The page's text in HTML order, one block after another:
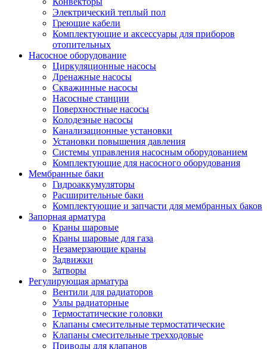
Электрический теплый пол
Греющие кабели
Комплектующие и аксессуары для приборов
отопительных
Насосное оборудование
Циркуляционные насосы
Дренажные насосы
Скважинные насосы
Насосные станции
Поверхностные насосы
Колодезные насосы
Канализационные установки
Установки повышения давления
Системы управления насосным оборудованием
Комплектующие для насосного оборудования
Мембранные баки
Гидроаккумуляторы
Расширительные баки
Комплектующие и запчасти для мембранных баков
Запорная арматура
Краны шаровые
Краны шаровые для газа
Незамерзающие краны
Задвижки
Затворы
Регулирующая арматура
Вентили для радиаторов
Узлы радиаторные
Термостатические головки
Клапаны смесительные термостатические
Клапаны смесительные трехходовые
Приводы для клапанов